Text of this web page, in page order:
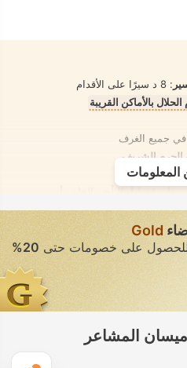
: 8 د سيرًا على الأقدام
بالأماكن القريبة
جميع الغرف
الحرم الشريف
الشريف
فقط أو للتأجير الخاص أو
بارتداء ملابس السباحة المحتشمة
المعلومات
Gold
للحصول على خصومات حتى20%
المشاعر